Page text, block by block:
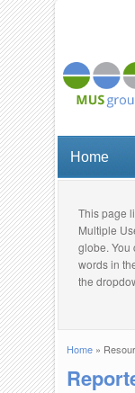
This page
Multiple
globe. You
words in
the
You
Home»